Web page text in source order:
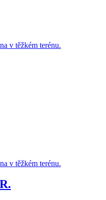
v těžkém terénu.
v těžkém terénu.